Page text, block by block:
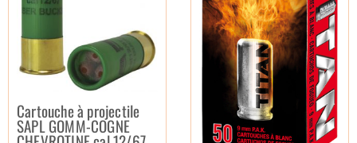
Cartouche à projectile
SAPL GOMM-COGNE